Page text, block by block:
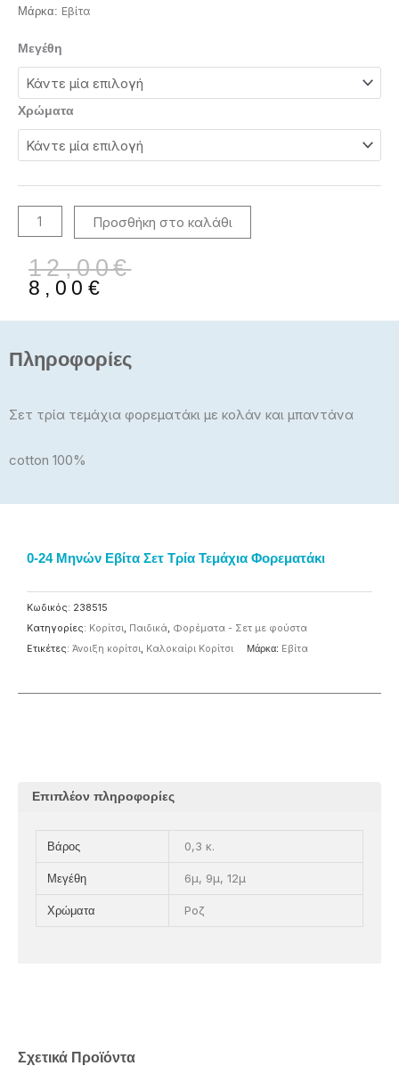
Μάρκα: Eβίτα
Μεγέθη
Χρώματα
0-
24
Μηνών
Εβίτα
τρία
τεμάχια
φορεματάκι
ποσότητα
Προσθήκη στο καλάθι
12,00€
Original
price
was:
12,00€.
8,00 €
Η
τρέχουσα
τιμή
είναι:
8,00€.
Πληροφορίες
Σετ τρία τεμάχια φορεματάκι με κολάν και μπαντάνα
cotton 100%
Σχετικά Προϊόντα
0-24 Μηνών Εβίτα Σετ Τρία Τεμάχια Φορεματάκι
Κωδικός: 238515
Κατηγορίες: Κορίτσι Παιδικά Φορέματα - Σετ με φούστα
Ετικέτες: Άνοιξη κορίτσι Καλοκαίρι Κορίτσι Μάρκα: Eβίτα
Επιπλέον πληροφορίες
Βάρος 0,3 κ.
Μεγέθη 6μ, 9μ, 12μ
Χρώματα Ροζ